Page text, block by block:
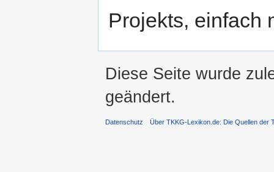
Projekts, einfach
Diese Seite wurde
geändert.
Datenschutz Über TKKG-Lexikon.de: Die Quellen der